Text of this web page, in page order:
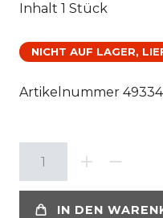
Inhalt 1 Stück
NICHT AUF LAGER,
Artikelnummer
IN DEN